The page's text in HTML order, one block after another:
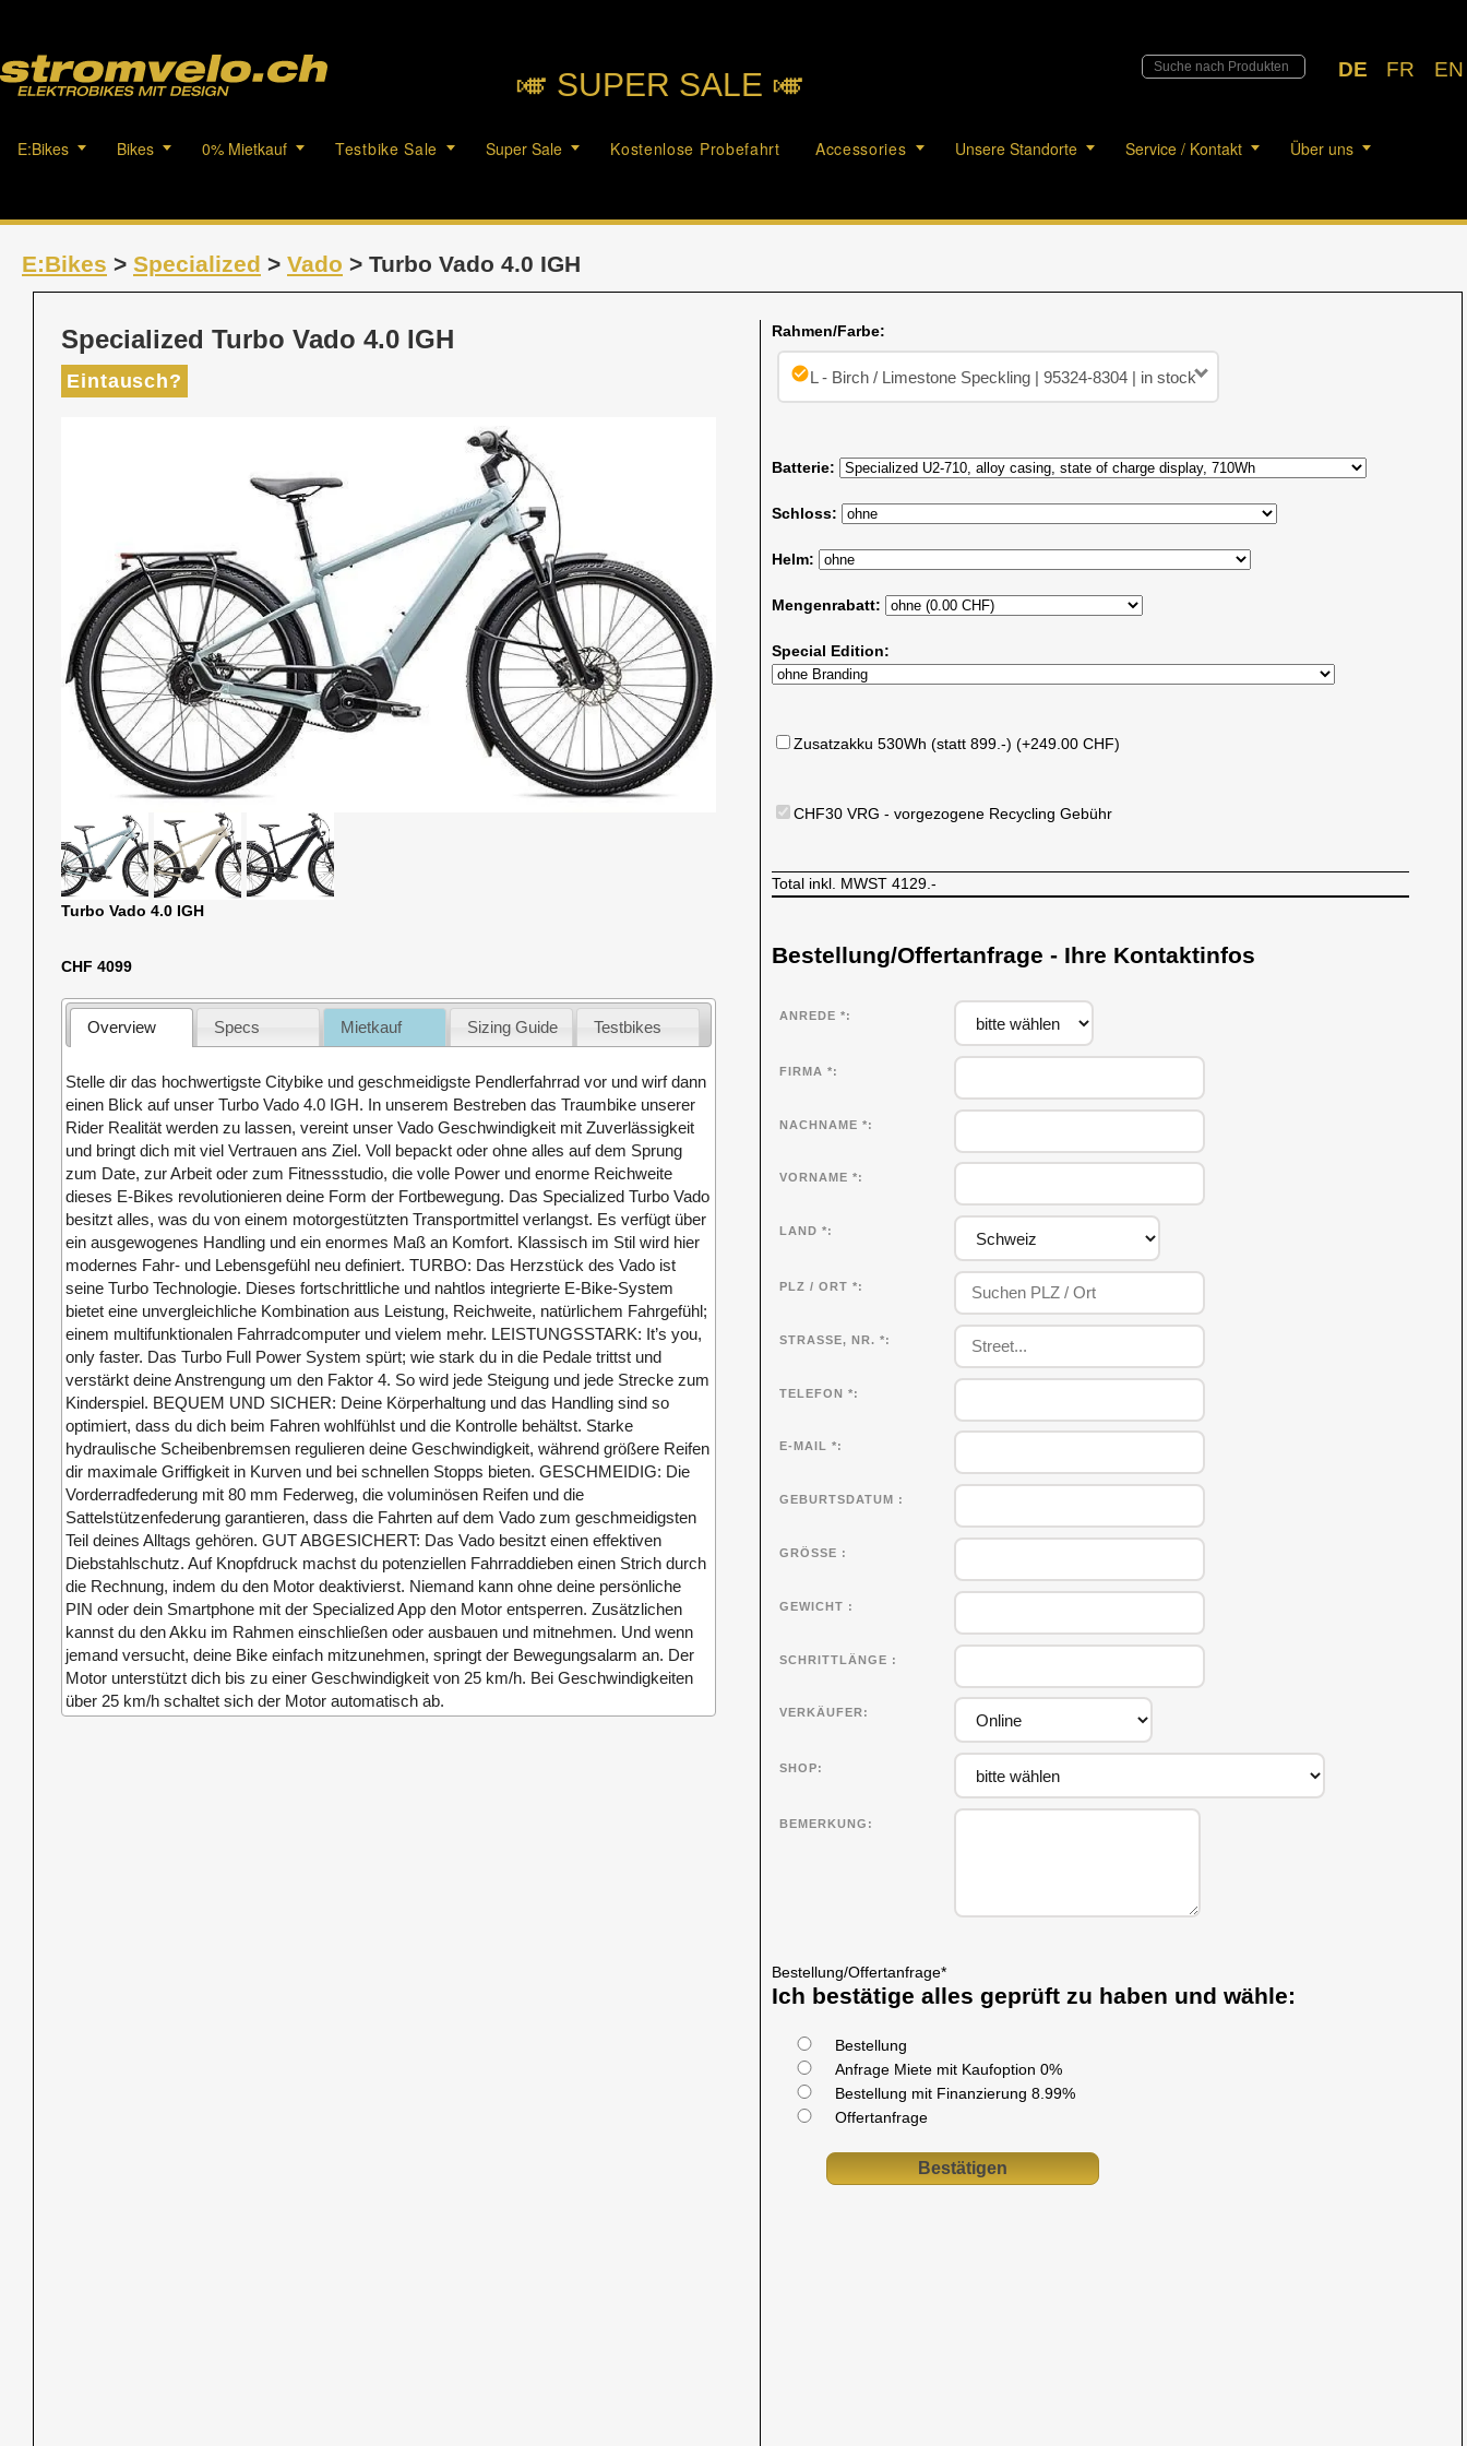
DE FR EN
🎺︎ SUPER SALE 🎺︎
E:Bikes Bikes 0% Mietkauf Testbike Sale Super Sale Kostenlose Probefahrt Accessories Unsere Standorte Service / Kontakt Über uns
E:Bikes > Specialized > Vado > Turbo Vado 4.0 IGH
Specialized Turbo Vado 4.0 IGH
Eintausch?
Turbo Vado 4.0 IGH
CHF 4099
Overview Specs Mietkauf Sizing Guide Testbikes
Stelle dir das hochwertigste Citybike und geschmeidigste Pendlerfahrrad vor und wirf dann
einen Blick auf unser Turbo Vado 4.0 IGH. In unserem Bestreben das Traumbike unserer
Rider Realität werden zu lassen, vereint unser Vado Geschwindigkeit mit Zuverlässigkeit
und bringt dich mit viel Vertrauen ans Ziel. Voll bepackt oder ohne alles auf dem Sprung
zum Date, zur Arbeit oder zum Fitnessstudio, die volle Power und enorme Reichweite
dieses E-Bikes revolutionieren deine Form der Fortbewegung. Das Specialized Turbo Vado
besitzt alles, was du von einem motorgestützten Transportmittel verlangst. Es verfügt über
ein ausgewogenes Handling und ein enormes Maß an Komfort. Klassisch im Stil wird hier
modernes Fahr- und Lebensgefühl neu definiert. TURBO: Das Herzstück des Vado ist
seine Turbo Technologie. Dieses fortschrittliche und nahtlos integrierte E-Bike-System
bietet eine unvergleichliche Kombination aus Leistung, Reichweite, natürlichem Fahrgefühl;
einem multifunktionalen Fahrradcomputer und vielem mehr. LEISTUNGSSTARK: It’s you,
only faster. Das Turbo Full Power System spürt; wie stark du in die Pedale trittst und
verstärkt deine Anstrengung um den Faktor 4. So wird jede Steigung und jede Strecke zum
Kinderspiel. BEQUEM UND SICHER: Deine Körperhaltung und das Handling sind so
optimiert, dass du dich beim Fahren wohlfühlst und die Kontrolle behältst. Starke
hydraulische Scheibenbremsen regulieren deine Geschwindigkeit, während größere Reifen
dir maximale Griffigkeit in Kurven und bei schnellen Stopps bieten. GESCHMEIDIG: Die
Vorderradfederung mit 80 mm Federweg, die voluminösen Reifen und die
Sattelstützenfederung garantieren, dass die Fahrten auf dem Vado zum geschmeidigsten
Teil deines Alltags gehören. GUT ABGESICHERT: Das Vado besitzt einen effektiven
Diebstahlschutz. Auf Knopfdruck machst du potenziellen Fahrraddieben einen Strich durch
die Rechnung, indem du den Motor deaktivierst. Niemand kann ohne deine persönliche
PIN oder dein Smartphone mit der Specialized App den Motor entsperren. Zusätzlichen
kannst du den Akku im Rahmen einschließen oder ausbauen und mitnehmen. Und wenn
jemand versucht, deine Bike einfach mitzunehmen, springt der Bewegungsalarm an. Der
Motor unterstützt dich bis zu einer Geschwindigkeit von 25 km/h. Bei Geschwindigkeiten
über 25 km/h schaltet sich der Motor automatisch ab.
Rahmen/Farbe:
check_circle L - Birch / Limestone Speckling | 95324-8304 | in stock
Batterie:
Schloss:
Helm:
Mengenrabatt:
Special Edition:
Zusatzakku 530Wh (statt 899.-) (+249.00 CHF)
CHF30 VRG - vorgezogene Recycling Gebühr
Total inkl. MWST 4129.-
Bestellung/Offertanfrage - Ihre Kontaktinfos
ANREDE *
FIRMA *
NACHNAME *
VORNAME *
LAND *
PLZ / ORT *
STRASSE, NR. *
TELEFON *
E-MAIL *
GEBURTSDATUM
GRÖSSE
GEWICHT
SCHRITTLÄNGE
VERKÄUFER
SHOP
BEMERKUNG
Bestellung/Offertanfrage*
Ich bestätige alles geprüft zu haben und wähle:
Bestellung
Anfrage Miete mit Kaufoption 0%
Bestellung mit Finanzierung 8.99%
Offertanfrage